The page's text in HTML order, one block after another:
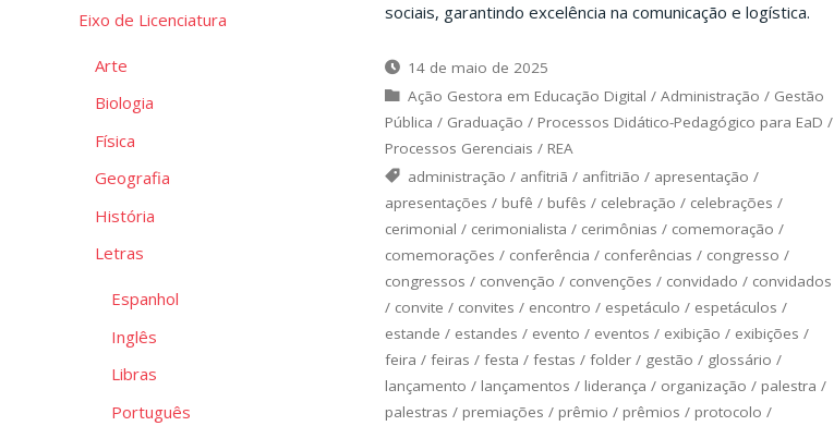
sociais, garantindo excelência na comunicação e logística.
14 de maio de 2025
Ação Gestora em Educação Digital /Administração / Gestão
Pública / Graduação / Processos Didático-Pedagógico para EaD /
Processos Gerenciais / REA
administração / anfitriã / anfitrião / apresentação /
apresentações / bufê / bufês / celebração / celebrações /
cerimonial / cerimonialista / cerimônias / comemoração /
comemorações / conferência / conferências / congresso /
congressos / convenção / convenções / convidado / convidados
/ convite / convites / encontro / espetáculo / espetáculos /
estande / estandes / evento / eventos / exibição / exibições /
feira / feiras / festa / festas / folder/ gestão / glossário /
lançamento / lançamentos / liderança / organização / palestra /
palestras / premiações / prêmio / prêmios / protocolo /
Eixo de Licenciatura
Arte
Biologia
Física
Geografia
História
Letras
Espanhol
Inglês
Libras
Português